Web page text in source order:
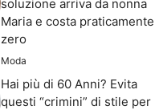
soluzione arriva da nonna
Maria e costa praticamente
zero
Moda
Hai più di 60 Anni? Evita
questi “crimini” di stile per